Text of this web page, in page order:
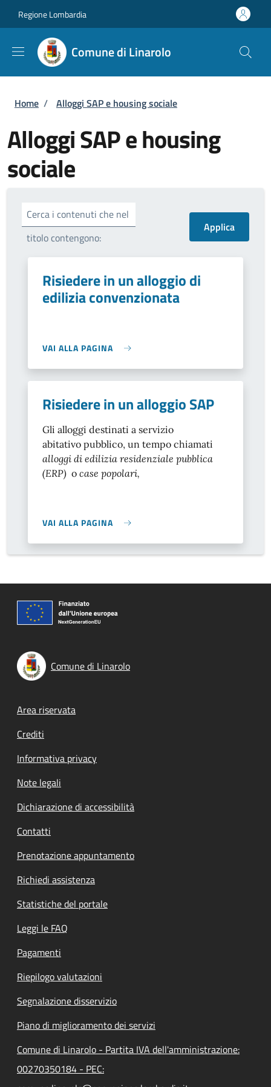
Regione Lombardia
Comune di Linarolo
Briciole di pane
Home / Alloggi SAP e housing sociale
Alloggi SAP e housing
sociale
Cerca i contenuti che nel
titolo contengono:
Risiedere in un alloggio di
edilizia convenzionata
VAI ALLA PAGINA
Risiedere in un alloggio SAP
Gli alloggi destinati a servizio
abitativo pubblico, un tempo chiamati
alloggi di edilizia residenziale pubblica
(ERP) o case popolari,
VAI ALLA PAGINA
Comune di Linarolo
Footer menu
Area riservata
Crediti
Informativa privacy
Note legali
Dichiarazione di accessibilità
Contatti
Prenotazione appuntamento
Richiedi assistenza
Statistiche del portale
Leggi le FAQ
Pagamenti
Riepilogo valutazioni
Segnalazione disservizio
Piano di miglioramento dei servizi
Comune di Linarolo - Partita IVA dell'amministrazione:
00270350184 - PEC: